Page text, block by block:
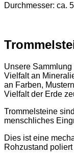
Durchmesser: ca.
Unsere
Vielfalt an
an Farben,
Vielfalt der Erde
Trommelsteine
menschliches
Dies ist eine
Rohzustand